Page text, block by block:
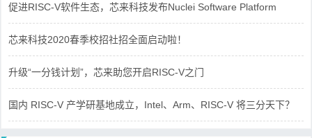
促进RISC-V软件生态，芯来科技发布Nuclei Software Platform
芯来科技2020春季校招社招全面启动啦！
升级“一分钱计划”，芯来助您开启RISC-V之门
国内 RISC-V 产学研基地成立，Intel、Arm、RISC-V 将三分天下？